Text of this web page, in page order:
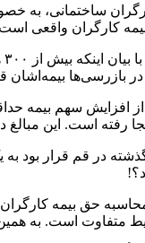
ساختمانی، به
کارگران واقعی
در بازرسی‌ها
رفته است. این مبالغ
محاسبه حق بیمه
متفاوت است. به